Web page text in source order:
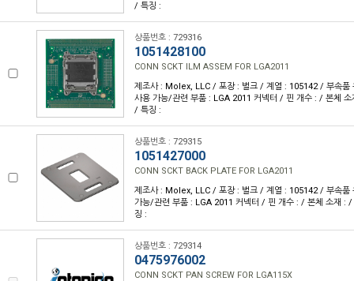
/ 특징 :
상품번호 : 729316
1051428100
CONN SCKT ILM ASSEM FOR LGA2011
제조사 : Molex, LLC / 포장 : 벌크 / 계열 : 105142 / 부속품
사용 가능/관련 부품 : LGA 2011 커넥터 / 핀 개수 : / 본체
/ 특징 :
상품번호 : 729315
1051427000
CONN SCKT BACK PLATE FOR LGA2011
제조사 : Molex, LLC / 포장 : 벌크 / 계열 : 105142 / 부속품
가능/관련 부품 : LGA 2011 커넥터 / 핀 개수 : / 본체 소재 :
징 :
상품번호 : 729314
0475976002
CONN SCKT PAN SCREW FOR LGA115X